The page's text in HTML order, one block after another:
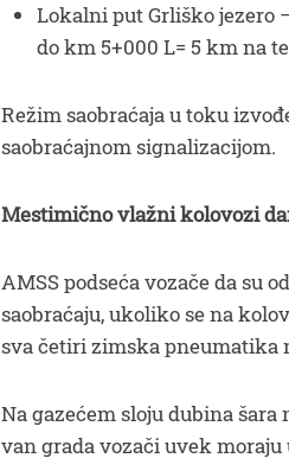
Lokalni put Grliško jezero
do km 5+000 L= 5 km na
Režim saobraćaja u toku
saobraćajnom signalizacijom.
Mestimično vlažni kolovozi
AMSS podseća vozače da su
saobraćaju, ukoliko se na
sva četiri zimska pneumatika
Na gazećem sloju dubina
van grada vozači uvek